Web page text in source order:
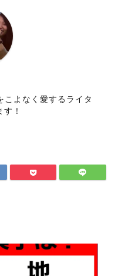
こよなく愛するライタ
！